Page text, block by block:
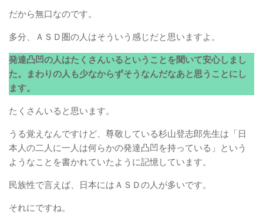
だから無口なのです。
多分、ＡＳＤ圏の人はそういう感じだと思いますよ。
発達凸凹の人はたくさんいるということを聞いて安心しまし
た。まわりの人も少なからずそうなんだなあと思うことにし
ます。
たくさんいると思います。
うる覚えなんですけど、尊敬している杉山登志郎先生は「日
本人の二人に一人は何らかの発達凸凹を持っている」という
ようなことを書かれていたように記憶しています。
民族性で言えば、日本にはＡＳＤの人が多いです。
それにですね。